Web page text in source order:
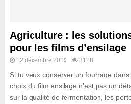
Agriculture : les
pour les films d’ensilage
12 décembre 2019 3128
Si tu veux conserver un fourrage
choix du film ensilage n’est pas un
sur la qualité de fermentation, les